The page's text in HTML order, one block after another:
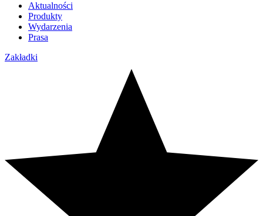
Aktualności
Produkty
Wydarzenia
Prasa
Zakładki